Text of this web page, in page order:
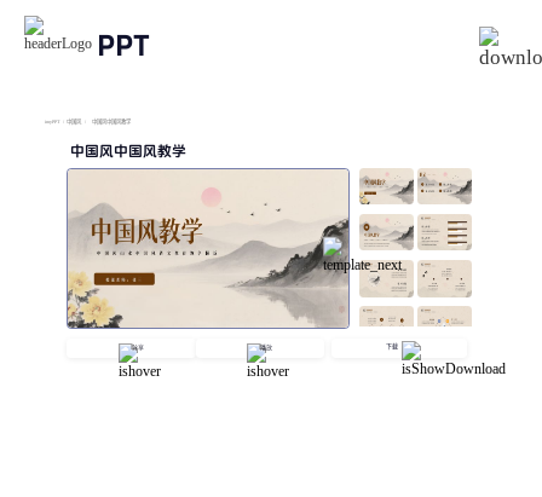
PPT
imyPPT / 中国风 / 中国风中国风教学
中国风中国风教学
分享 播放 下载